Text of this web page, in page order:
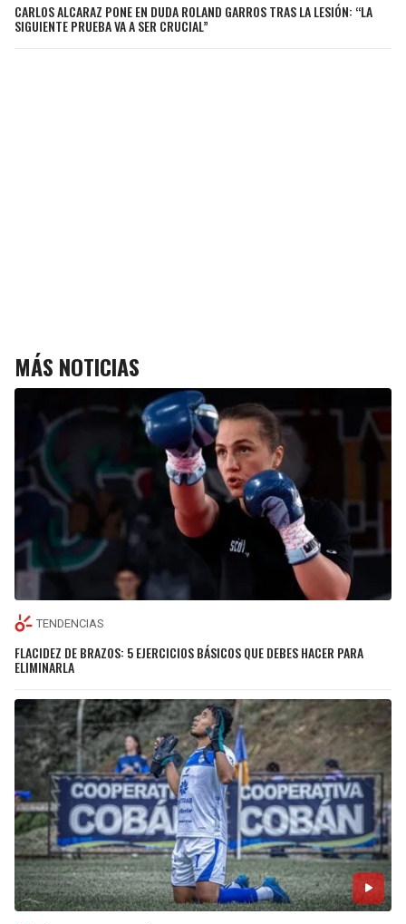
CARLOS ALCARAZ PONE EN DUDA ROLAND GARROS TRAS LA LESIÓN: “LA
SIGUIENTE PRUEBA VA A SER CRUCIAL”
MÁS NOTICIAS
TENDENCIAS
FLACIDEZ DE BRAZOS: 5 EJERCICIOS BÁSICOS QUE DEBES HACER PARA
ELIMINARLA